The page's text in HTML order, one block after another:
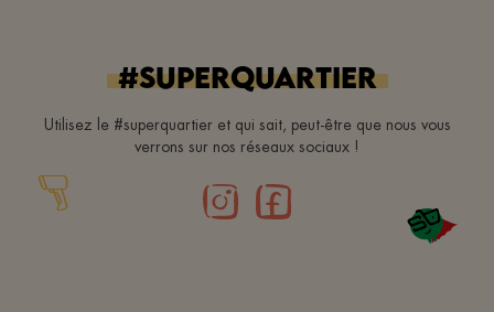
#superquartier
Utilisez le #superquartier et qui sait, peut-être que nous vous
verrons sur nos réseaux sociaux !